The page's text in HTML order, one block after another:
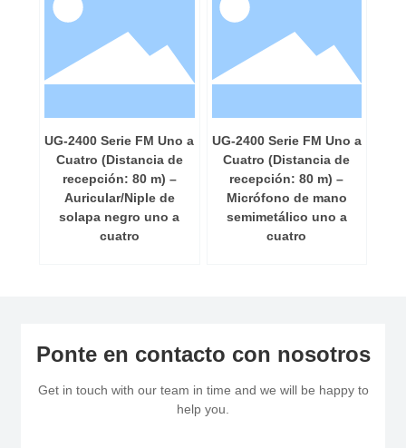
UG-2400 Serie FM Uno a
Cuatro (Distancia de
recepción: 80 m) –
Auricular/Niple de
solapa negro uno a
cuatro
UG-2400 Serie FM Uno a
Cuatro (Distancia de
recepción: 80 m) –
Micrófono de mano
semimetálico uno a
cuatro
Ponte en contacto con nosotros
Get in touch with our team in time and we will be happy to
help you.